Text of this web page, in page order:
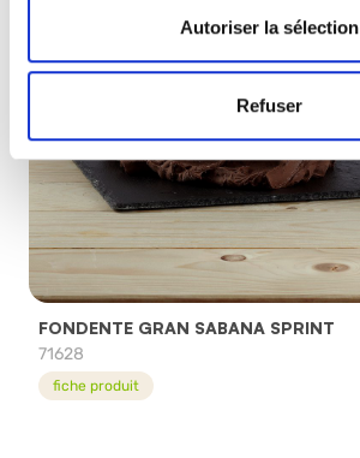
Autoriser la sélection
Refuser
FONDENTE GRAN SABANA SPRINT
71628
fiche produit